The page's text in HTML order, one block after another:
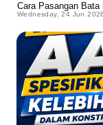
Cara Pasangan Bata
Wednesday, 24 Jun 2026